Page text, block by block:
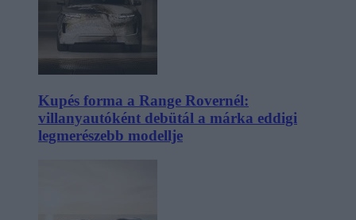
Kupés forma a Range Rovernél:
villanyautóként debütál a márka eddigi
legmerészebb modellje